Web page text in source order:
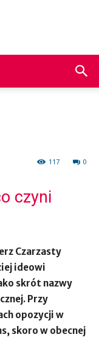
0
117
czyni
Czarzasty
ideowi
skrót nazwy
Przy
opozycji w
skoro w obecnej